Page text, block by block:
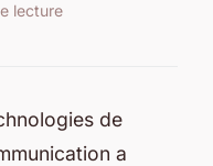
lecture
de
a